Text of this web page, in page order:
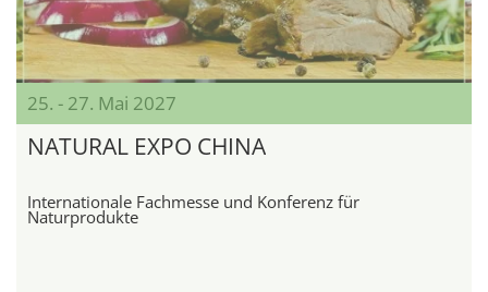
25. - 27. Mai 2027
NATURAL EXPO CHINA
Internationale Fachmesse und Konferenz für
Naturprodukte